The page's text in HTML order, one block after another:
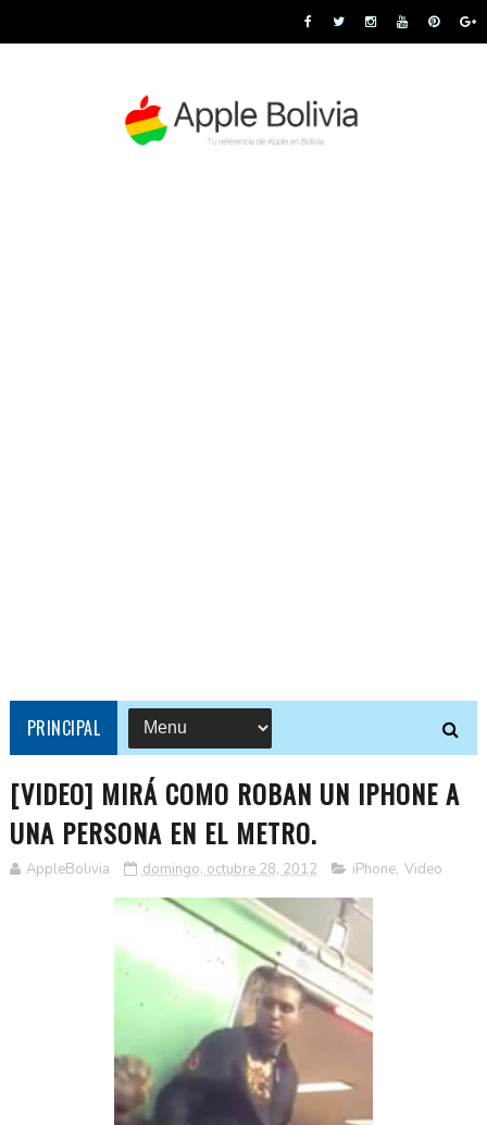
PRINCIPAL
[VIDEO] MIRÁ COMO ROBAN UN IPHONE A
UNA PERSONA EN EL METRO.
AppleBolivia domingo, octubre 28, 2012 iPhone, Video